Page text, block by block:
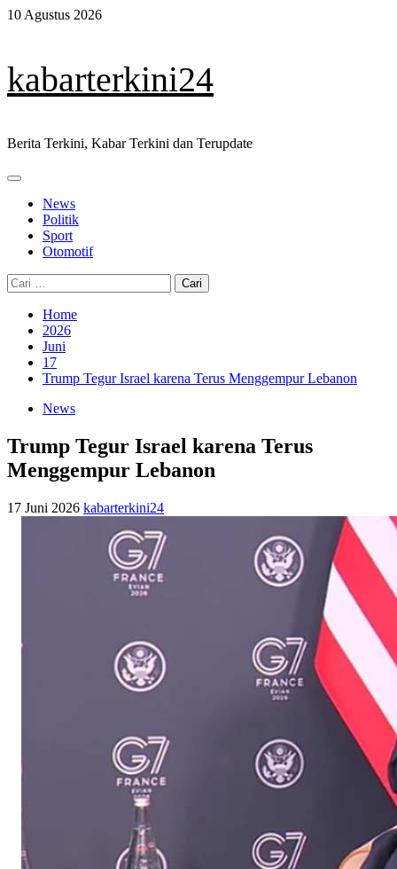
Skip
10 Agustus 2026
kabarterkini24
Berita Terkini, Kabar Terkini dan Terupdate
Primary
News
Politik
Sport
Otomotif
Cari
untuk:
Home
2026
Juni
17
Trump Tegur Israel karena Terus Menggempur Lebanon
News
Trump Tegur Israel karena Terus
Menggempur Lebanon
17 Juni 2026 kabarterkini24